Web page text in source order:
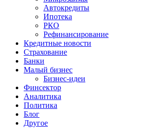
Автокредиты
Ипотека
РКО
Рефинансирование
Кредитные новости
Страхование
Банки
Малый бизнес
Бизнес-идеи
Финсектор
Аналитика
Политика
Блог
Другое